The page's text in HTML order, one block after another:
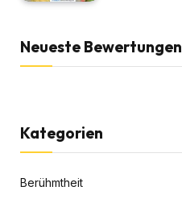
Neueste Bewertungen
Kategorien
Berühmtheit